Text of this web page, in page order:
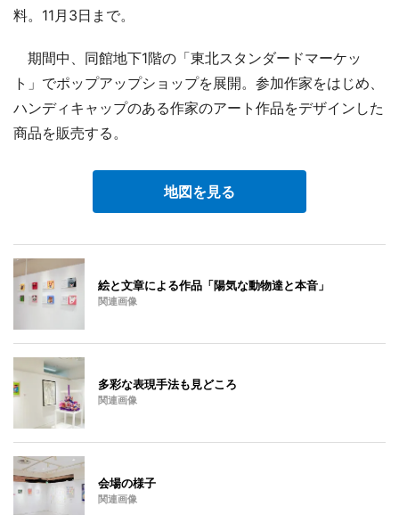
料。11月3日まで。
期間中、同館地下1階の「東北スタンダードマーケッ
ト」でポップアップショップを展開。参加作家をはじめ、
ハンディキャップのある作家のアート作品をデザインした
商品を販売する。
地図を見る
絵と文章による作品「陽気な動物達と本音」
関連画像
多彩な表現手法も見どころ
関連画像
会場の様子
関連画像